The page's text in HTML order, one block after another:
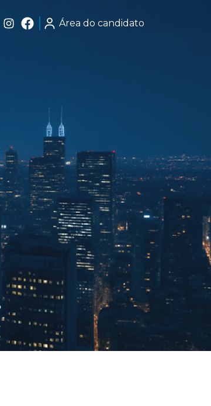
Área do candidato